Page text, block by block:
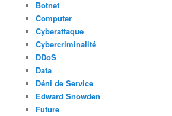
Botnet
Computer
Cyberattaque
Cybercriminalité
DDoS
Data
Déni de Service
Edward Snowden
Future